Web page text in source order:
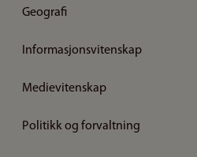
Geografi
Informasjonsvitenskap
Medievitenskap
Politikk og forvaltning